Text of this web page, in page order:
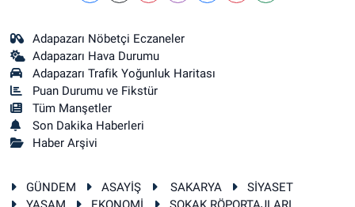
Adapazarı Nöbetçi Eczaneler
Adapazarı Hava Durumu
Adapazarı Trafik Yoğunluk Haritası
Puan Durumu ve Fikstür
Tüm Manşetler
Son Dakika Haberleri
Haber Arşivi
GÜNDEM ASAYİŞ SAKARYA
SİYASET